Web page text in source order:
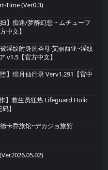
Time (Ver0.3)
】痴迷/梦醉幻想 ~ ムチューフ
中文】
淫纹附身的圣母·艾丽西亚~淫紋
v1.5【官方中文】
】绯月仙行录 Verv1.291【官中
】救生员狂热 Lifeguard Holic
】
卡乔旅馆~デカジョ旅館